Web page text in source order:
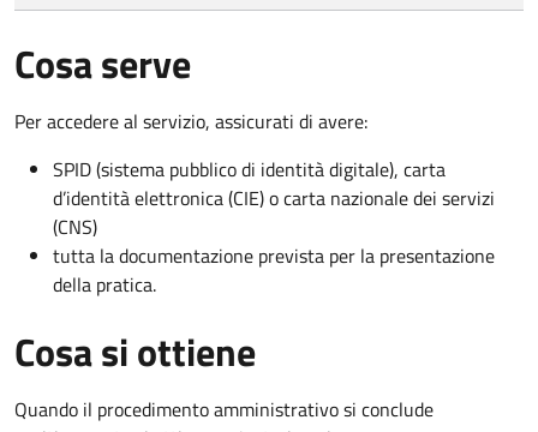
Cosa serve
Per accedere al servizio, assicurati di avere:
SPID (sistema pubblico di identità digitale), carta
d’identità elettronica (CIE) o carta nazionale dei servizi
(CNS)
tutta la documentazione prevista per la presentazione
della pratica.
Cosa si ottiene
Quando il procedimento amministrativo si conclude